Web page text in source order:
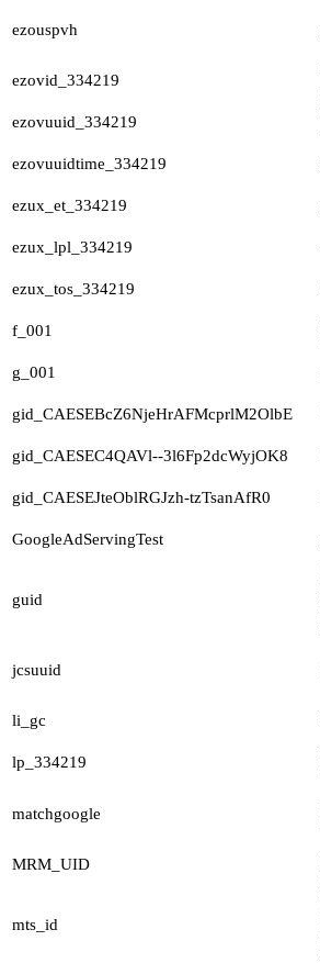
ezouspvh
ezovid_334219
ezovuuid_334219
ezovuuidtime_334219
ezux_et_334219
ezux_lpl_334219
ezux_tos_334219
f_001
g_001
gid_CAESEBcZ6NjeHrAFMcprlM2OlbE
gid_CAESEC4QAVl--3l6Fp2dcWyjOK8
gid_CAESEJteOblRGJzh-tzTsanAfR0
GoogleAdServingTest
guid
jcsuuid
li_gc
lp_334219
matchgoogle
MRM_UID
mts_id